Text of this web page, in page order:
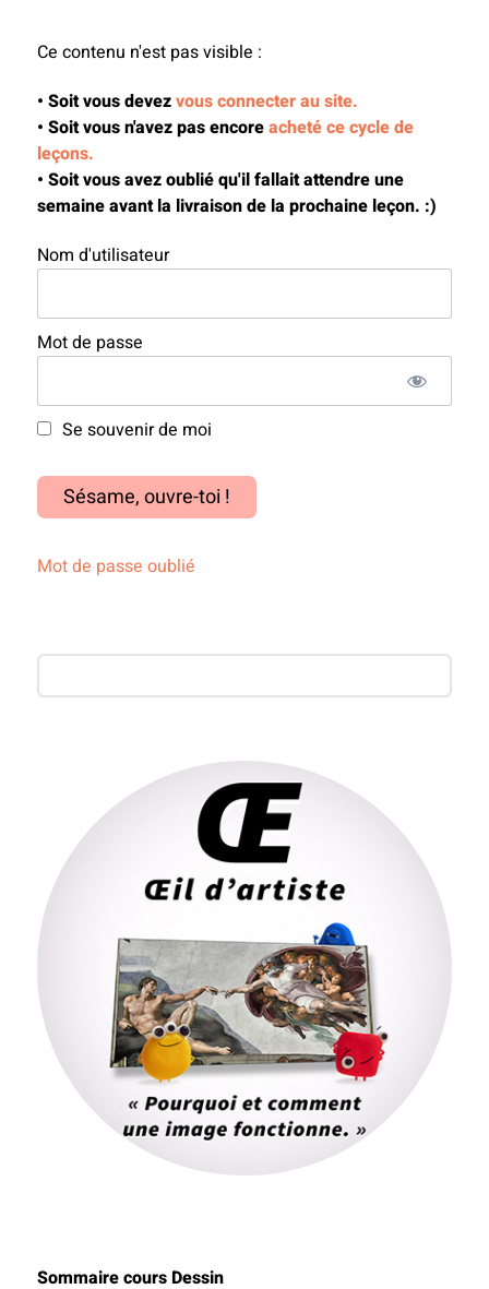
Ce contenu n'est pas visible :
• Soit vous devezvous connecter au site.
• Soit vous n'avez pas encoreacheté ce cycle de
leçons.
• Soit vous avez oublié qu'il fallait attendre une
semaine avant la livraison de la prochaine leçon. :)
Nom d'utilisateur
Mot de passe
Se souvenir de moi
Mot de passe oublié
Sommaire cours Dessin